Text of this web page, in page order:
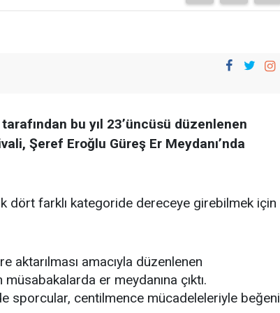
bu yıl 23’üncüsü düzenlenen
Şeref Eroğlu Güreş Er Meydanı’nda
dört farklı kategoride dereceye girebilmek için
aktarılması amacıyla düzenlenen
er meydanına çıktı.
sporcular, centilmence mücadeleleriyle beğeni